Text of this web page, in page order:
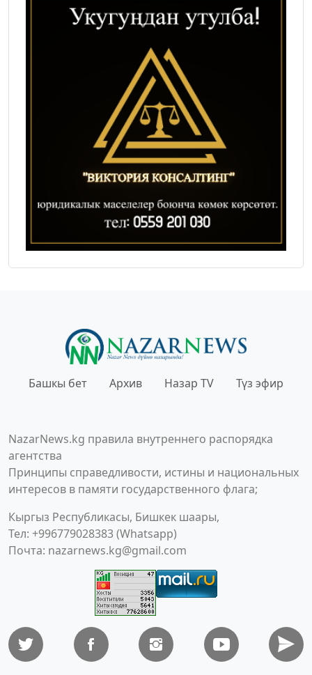
Башкы бет Архив Назар TV Түз эфир
NazarNews.kg правила внутреннего распорядка
агентства
Принципы справедливости, истины и национальных
интересов в памяти государственного флага;
Кыргыз Республикасы, Бишкек шаары,
Тел: +996779028383 (Whatsapp)
Почта: nazarnews.kg@gmail.com